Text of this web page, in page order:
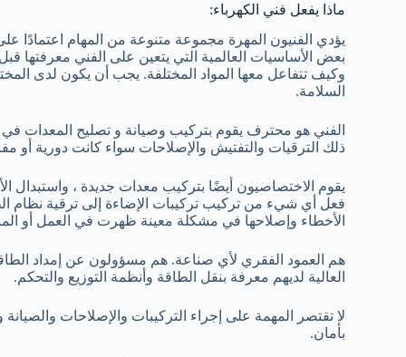
ماذا يفعل فني الكهرباء:
يؤدي الفنيون المهرة مجموعة متنوعة من المهام اعتمادًا
بعض الأساسيات العالمية التي يتعين على الفني معرفتها
وكيف تتفاعل معها المواد المختلفة. يجب أن يكون لدى
السلامة.
الفني هو محترف يقوم بتركيب وصيانة و تصليح المعدات
ذلك الترقيات والتفتيش والإصلاحات سواء كانت دورية أو
يقوم الاختصاصيون أيضًا بتركيب معدات جديدة ، واستبدال
فعل أي شيء من تركيب تركيبات الإضاءة إلى ترقية نظام
الأخطاء وإصلاحها في مشكلة معينة ظهرت في العمل أو
هم العمود الفقري لأي صناعة. هم مسؤولون عن إمداد الطاقة
العالية لديهم معرفة بنقل الطاقة وأنظمة التوزيع والتحكم.
لا تقتصر المهمة على إجراء التركيبات والإصلاحات
بأمان.